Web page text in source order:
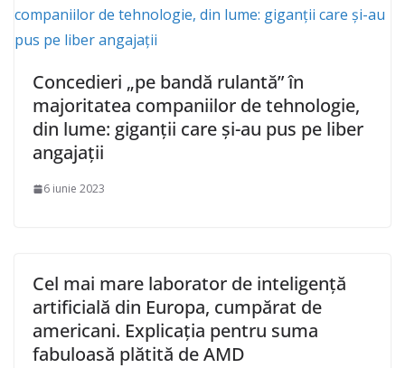
Concedieri „pe bandă rulantă” în
majoritatea companiilor de tehnologie,
din lume: giganții care și-au pus pe liber
angajații
6 iunie 2023
Cel mai mare laborator de inteligență
artificială din Europa, cumpărat de
americani. Explicația pentru suma
fabuloasă plătită de AMD